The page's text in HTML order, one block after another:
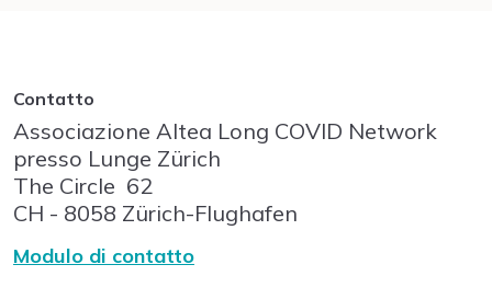
Contatto
Associazione Altea Long COVID Network
presso Lunge Zürich
The Circle 62
CH - 8058 Zürich-Flughafen
Modulo di contatto